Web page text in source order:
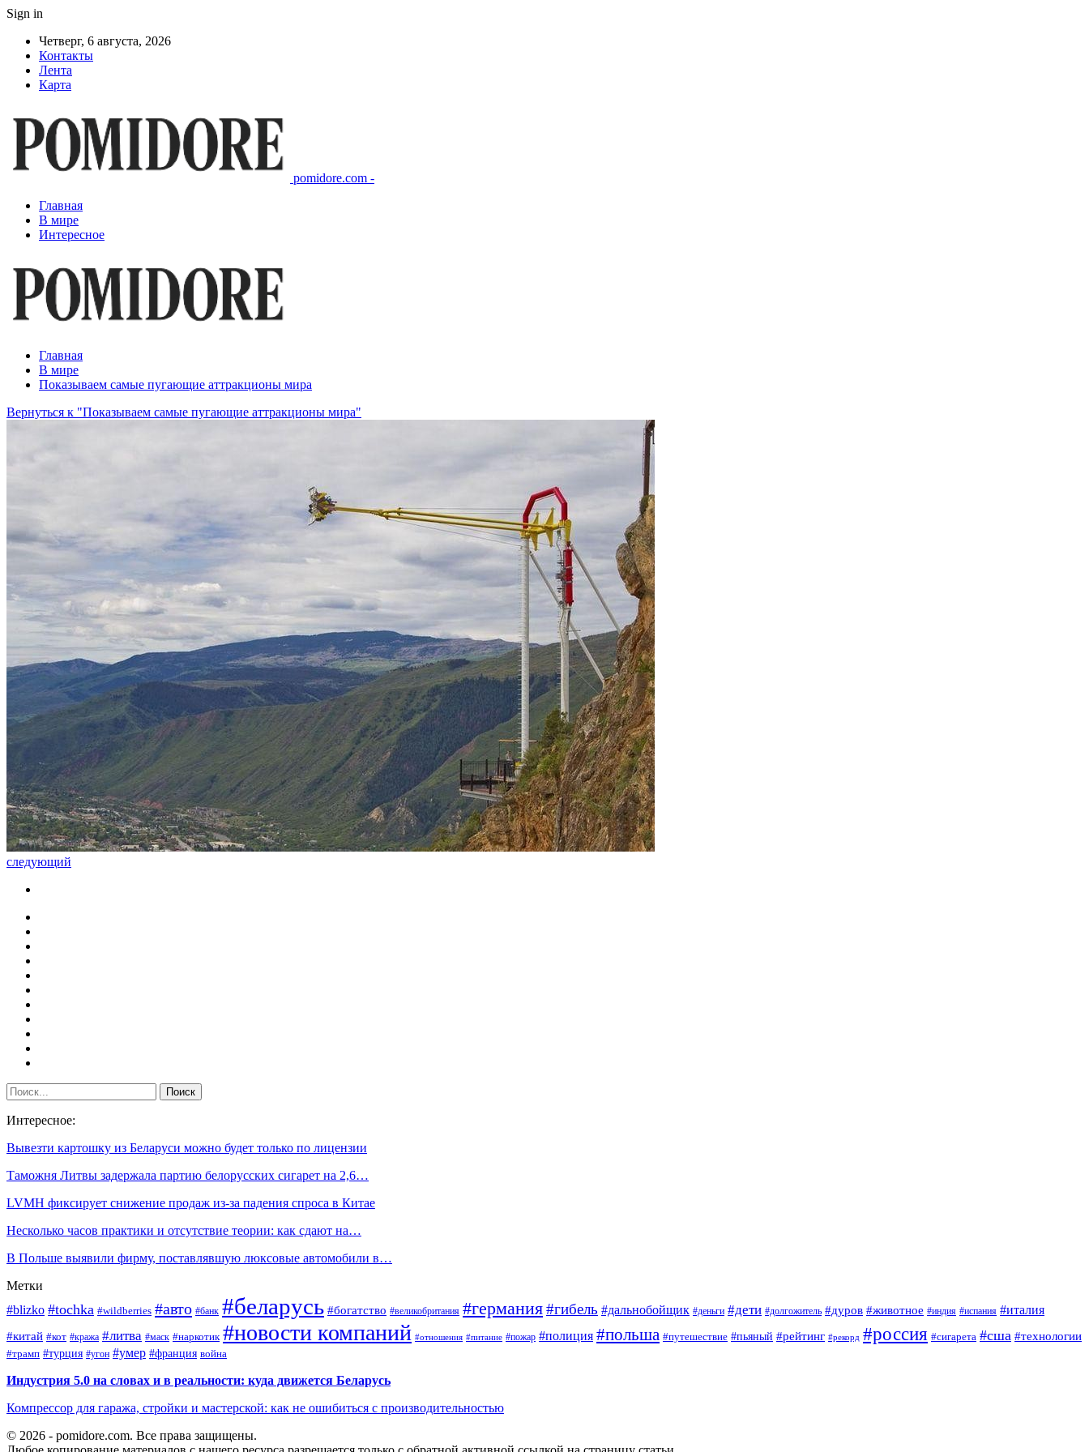
Sign in
Четверг, 6 августа, 2026
Контакты
Лента
Карта
pomidore.com -
Главная
В мире
Интересное
Главная
В мире
Показываем самые пугающие аттракционы мира
Вернуться к "Показываем самые пугающие аттракционы мира"
следующий
Интересное:
Вывезти картошку из Беларуси можно будет только по лицензии
Таможня Литвы задержала партию белорусских сигарет на 2,6…
LVMH фиксирует снижение продаж из-за падения спроса в Китае
Несколько часов практики и отсутствие теории: как сдают на…
В Польше выявили фирму, поставлявшую люксовые автомобили в…
Метки
#blizko #tochka #wildberries #авто #банк #беларусь #богатство #великобритания #германия#гибель #дальнобойщик #деньги #дети #долгожитель #дуров #животное #индия #испания #италия
#китай #кот #кража #литва #маск #наркотик #новости компаний #отношения #питание #пожар #полиция #польша #путешествие #пьяный #рейтинг #рекорд #россия #сигарета #сша #технологии
#трамп #турция #угон #умер #франция война
Индустрия 5.0 на словах и в реальности: куда движется Беларусь
Компрессор для гаража, стройки и мастерской: как не ошибиться с производительностью
© 2026 - pomidore.com. Все права защищены.